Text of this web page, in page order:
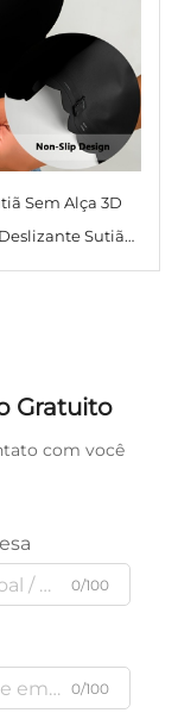
Sem Alça 3D
Sutiã
Gratuito
com você
0/100
0/100